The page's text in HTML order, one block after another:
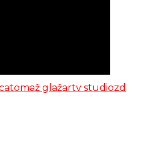
tomaž glažartv studiozd